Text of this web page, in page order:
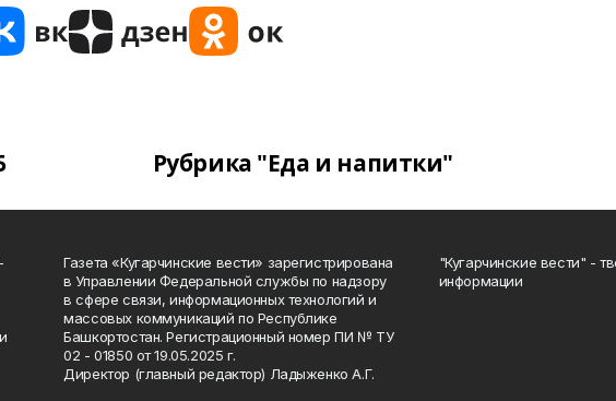
Рубрика "Еда и напитки"
Газета «Кугарчинские вести» зарегистрирована
в Управлении Федеральной службы по надзору
в сфере связи, информационных технологий и
массовых коммуникаций по Республике
Башкортостан. Регистрационный номер ПИ № ТУ
02 - 01850 от 19.05.2025 г.
Директор (главный редактор) Ладыженко А.Г.
"Кугарчинские вести" -
информации